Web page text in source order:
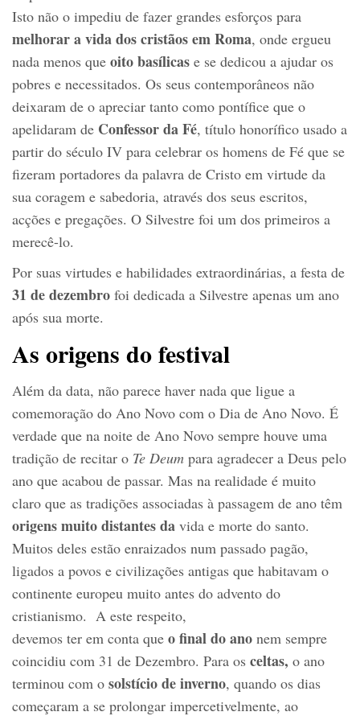
Isto não o impediu de fazer grandes esforços para
melhorar a vida dos cristãos em Roma, onde ergueu
nada menos que oito basílicas e se dedicou a ajudar os
pobres e necessitados. Os seus contemporâneos não
deixaram de o apreciar tanto como pontífice que o
apelidaram de Confessor da Fé, título honorífico usado a
partir do século IV para celebrar os homens de Fé que se
fizeram portadores da palavra de Cristo em virtude da
sua coragem e sabedoria, através dos seus escritos,
acções e pregações. O Silvestre foi um dos primeiros a
merecê-lo.
Por suas virtudes e habilidades extraordinárias, a festa de
31 de dezembro foi dedicada a Silvestre apenas um ano
após sua morte.
As origens do festival
Além da data, não parece haver nada que ligue a
comemoração do Ano Novo com o Dia de Ano Novo. É
verdade que na noite de Ano Novo sempre houve uma
tradição de recitar o Te Deum para agradecer a Deus pelo
ano que acabou de passar. Mas na realidade é muito
claro que as tradições associadas à passagem de ano têm
origens muito distantes da vida e morte do santo.
Muitos deles estão enraizados num passado pagão,
ligados a povos e civilizações antigas que habitavam o
continente europeu muito antes do advento do
cristianismo. A este respeito,
devemos ter em conta que o final do ano nem sempre
coincidiu com 31 de Dezembro. Para os celtas, o ano
terminou com o solstício de inverno, quando os dias
começaram a se prolongar impercetivelmente, ao